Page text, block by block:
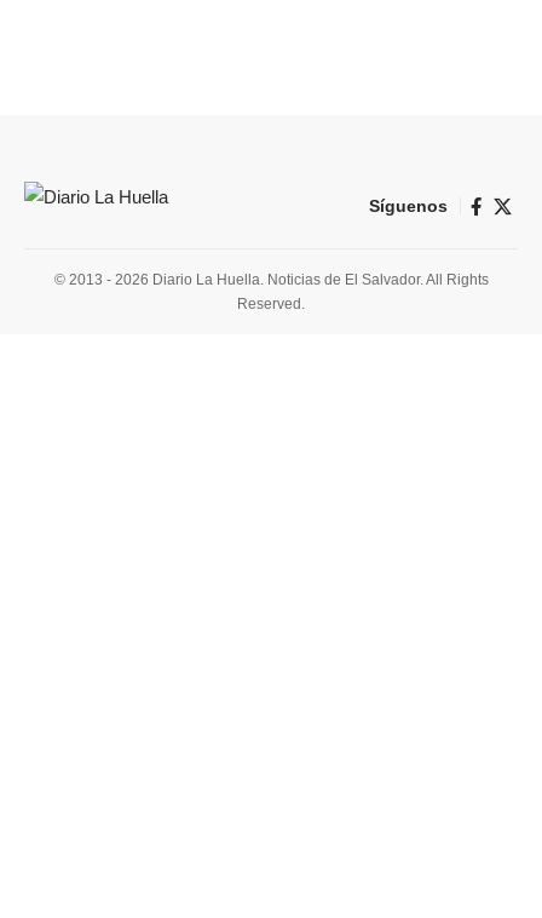
Síguenos
© 2013 - 2026 Diario La Huella. Noticias de El Salvador. All Rights
Reserved.